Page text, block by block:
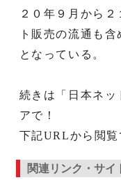
２０年９月から
ト販売の流通も
となっている。
続きは「日本ネッ
アで！
下記URLから閲覧
関連リンク・サイ